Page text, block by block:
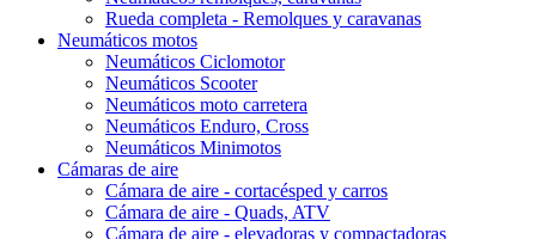
Rueda completa - Remolques y caravanas
Neumáticos motos
Neumáticos Ciclomotor
Neumáticos Scooter
Neumáticos moto carretera
Neumáticos Enduro, Cross
Neumáticos Minimotos
Cámaras de aire
Cámara de aire - cortacésped y carros
Cámara de aire - Quads, ATV
Cámara de aire - elevadoras y compactadoras